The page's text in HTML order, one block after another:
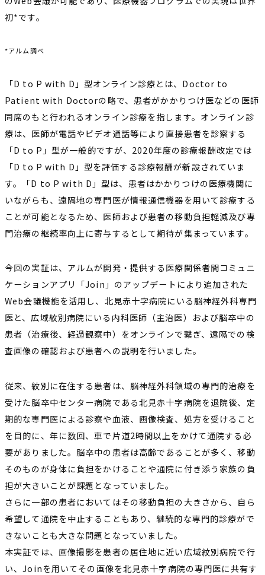
初*です。
*アルム調べ
「D to P with D」型オンライン診療とは、Doctor to
Patient with Doctorの略で、患者がかかりつけ医などの医師
同席のもと行われるオンライン診療を指します。オンライン診
療は、医師が電話やビデオ通話等により直接患者を診察する
「D to P」型が一般的ですが、2020年度の診療報酬改定では
「D to P with D」型を評価する診療報酬が新設されていま
す。「D to P with D」型は、患者はかかりつけの医療機関に
いながらも、遠隔地の専門医が情報通信機器を用いて診療する
ことが可能となるため、医師および患者の移動負担軽減及び専
門治療の継続率向上に寄与するとして期待が集まっています。
今回の実証は、アルムが開発・提供する医療関係者間コミュニ
ケーションアプリ「Join」のアップデートにより追加された
Web会議機能を活用し、北見赤十字病院にいる脳神経外科専門
医と、広域紋別病院にいる内科医師（主治医）および脳卒中の
患者（治療後、経過観察中）をオンラインで繋ぎ、遠隔での検
査画像の確認および患者への説明を行いました。
従来、紋別に在住する患者は、脳神経外科領域の専門的治療を
受けた脳卒中センター病院である北見赤十字病院を退院後、定
期的な専門医による診察や血液、画像検査、処方を受けること
を目的に、年に数回、車で片道2時間以上をかけて通院する必
要がありました。脳卒中の患者は高齢であることが多く、移動
そのものが身体に負担をかけることや通院に付き添う家族の負
担が大きいことが課題となっていました。
さらに一部の患者においてはその移動負担の大きさから、自ら
希望して通院を中止することもあり、継続的な専門的診療がで
きないことも大きな問題となっていました。
本実証では、画像撮影を患者の居住地に近い広域紋別病院で行
い、Joinを用いてその画像を北見赤十字病院の専門医に共有す